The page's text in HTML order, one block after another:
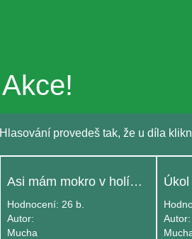
Akce!
Hlasování provedeš tak, že u díla
Asi mám mokro v holínkách
Hodnocení: 26 b.
Autor:
Mucha
Autor: